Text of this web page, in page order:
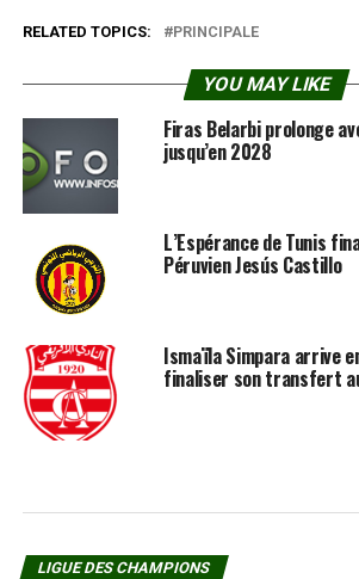
RELATED TOPICS: PRINCIPALE
YOU MAY LIKE
Firas Belarbi prolonge
jusqu’en 2028
L’Espérance de Tunis
Péruvien Jesús Castillo
Ismaïla Simpara arrive
finaliser son transfert
LIGUE DES CHAMPIONS